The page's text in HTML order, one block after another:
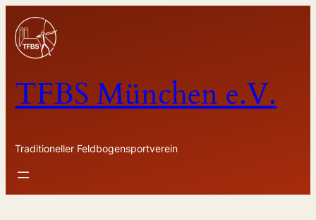
Zum
Inhalt
springen
TFBS München e.V.
Traditioneller Feldbogensportverein